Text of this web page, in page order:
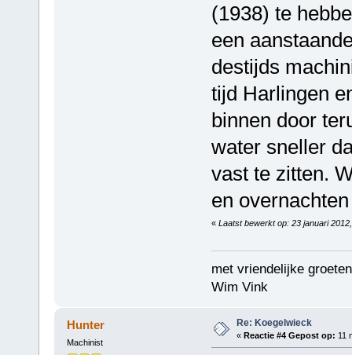
(1938) te
een
destijds
tijd Harlingen
binnen door
water sneller
vast te zitten.
en
« Laatst bewerkt op: 23 januari
met vriendelijke
Wim Vink
Hunter
Machinist
Re: Koegelwieck
« Reactie #4 Gepost op: 11